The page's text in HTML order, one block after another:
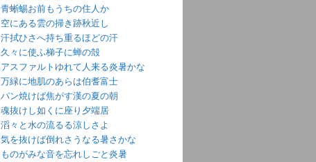
青蜥蜴お前もうちの住人か
空にある雲の掃き跡秋近し
汗拭ひさへ持ち重るほどの汗
久々に使ふ梯子に蝉の殻
アスファルトゆれて人来る炎暑かな
万緑に地肌のあらは伯耆富士
パン焼けば焦がす漢の夏の朝
魂抜けし如くに座り夕端居
滔々と水の流るる涼しさよ
気を抜けば倒れさうなる暑さかな
ものがみな音を忘れしごと炎暑